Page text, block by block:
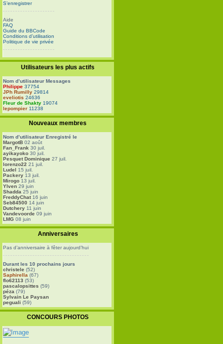
S’enregistrer
Aide
FAQ
Guide du BBCode
Conditions d’utilisation
Politique de vie privée
Utilisateurs les plus actifs
Nom d’utilisateur Messages
Philippe 37754
JPh Rumilly 29814
eveliotis 24636
Fleur de Shakty 19074
lepompier 11238
Nouveaux membres
Nom d’utilisateur Enregistré le
MargotB 02 août
Fan_Frank 30 juil.
ayikayoko 30 juil.
Pesquet Dominique 27 juil.
lorenzo22 21 juil.
Ludel 15 juil.
Packery 13 juil.
Mirogo 13 juil.
Ylven 29 juin
Shadda 25 juin
FreddyChat 16 juin
Seb84500 14 juin
Dutchery 11 juin
Vandevoorde 09 juin
LMG 08 juin
Anniversaires
Pas d’anniversaire à fêter aujourd’hui
Durant les 10 prochains jours
christele (52)
Saphirella (67)
flo62113 (53)
pascalopsittes (59)
péza (79)
Sylvain Le Paysan
peguali (59)
CONCOURS PHOTOS